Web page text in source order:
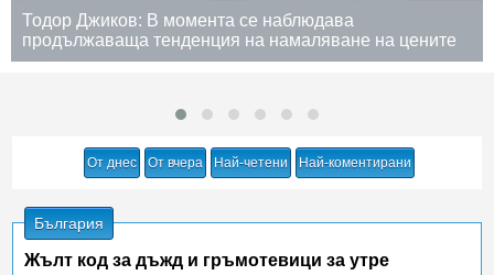
на цените
Румен Радев след заседание
сигурността: Дрон е нахлул в
пространство (Обновена)
От днес От вчера Най-четени Най-коментирани
България
Жълт код за дъжд и гръмотевици за утре